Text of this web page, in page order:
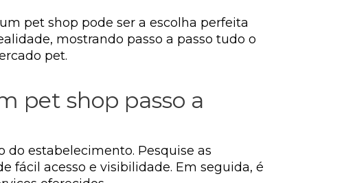
pet shop pode ser a escolha perfeita
mostrando passo a passo tudo o
pet.
pet shop passo a
estabelecimento. Pesquise as
fácil acesso e visibilidade. Em seguida, é